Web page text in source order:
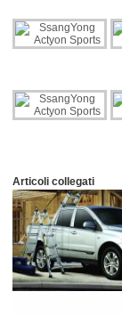
Articoli collegati